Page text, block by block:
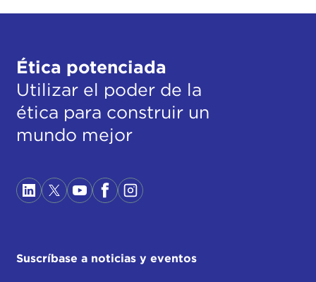
Ética potenciada
Utilizar el poder de la
ética para construir un
mundo mejor
Suscríbase a noticias y eventos